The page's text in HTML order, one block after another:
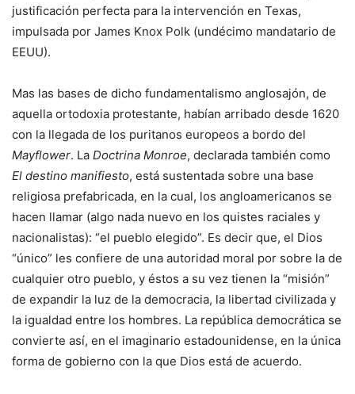
justificación perfecta para la intervención en Texas,
impulsada por James Knox Polk (undécimo mandatario de
EEUU).
Mas las bases de dicho fundamentalismo anglosajón, de
aquella ortodoxia protestante, habían arribado desde 1620
con la llegada de los puritanos europeos a bordo del
Mayflower. La Doctrina Monroe, declarada también como
El destino manifiesto, está sustentada sobre una base
religiosa prefabricada, en la cual, los angloamericanos se
hacen llamar (algo nada nuevo en los quistes raciales y
nacionalistas): “el pueblo elegido”. Es decir que, el Dios
“único” les confiere de una autoridad moral por sobre la de
cualquier otro pueblo, y éstos a su vez tienen la “misión”
de expandir la luz de la democracia, la libertad civilizada y
la igualdad entre los hombres. La república democrática se
convierte así, en el imaginario estadounidense, en la única
forma de gobierno con la que Dios está de acuerdo.